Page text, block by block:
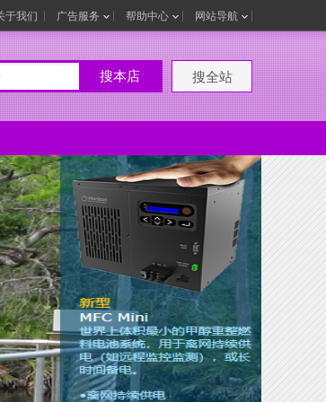
于我们 广告服务 帮助中心 网站导航
搜本店 搜全站